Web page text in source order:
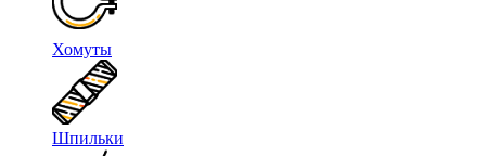
Хомуты
Шпильки